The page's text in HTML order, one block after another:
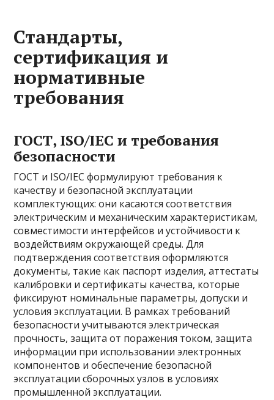
Стандарты,
сертификация и
нормативные
требования
ГОСТ, ISO/IEC и требования
безопасности
ГОСТ и ISO/IEC формулируют требования к
качеству и безопасной эксплуатации
комплектующих: они касаются соответствия
электрическим и механическим характеристикам,
совместимости интерфейсов и устойчивости к
воздействиям окружающей среды. Для
подтверждения соответствия оформляются
документы, такие как паспорт изделия, аттестаты
калибровки и сертификаты качества, которые
фиксируют номинальные параметры, допуски и
условия эксплуатации. В рамках требований
безопасности учитываются электрическая
прочность, защита от поражения током, защита
информации при использовании электронных
компонентов и обеспечение безопасной
эксплуатации сборочных узлов в условиях
промышленной эксплуатации.